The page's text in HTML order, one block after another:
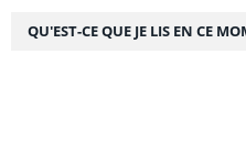
QU'EST-CE QUE JE LIS EN CE